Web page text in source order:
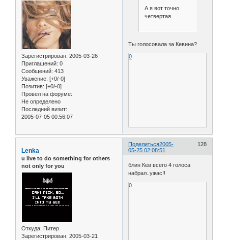
Зарегистрирован: 2005-03-26
Приглашений: 0
Сообщений: 413
Уважение: [+0/-0]
Позитив: [+0/-0]
Провел на форуме:
Не определено
Последний визит:
2005-07-05 00:56:07
А я вот точно
четвертая...
Ты голосовала за Кевина?
0
Поделиться 128
2005-
05-25 02:08:51
Lenka
u live to do something for others
not only for you
Откуда: Питер
Зарегистрирован: 2005-03-21
блин Кев всего 4 голоса
набрал..ужас!!
0